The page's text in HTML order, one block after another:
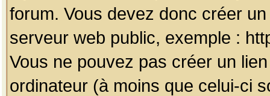
forum. Vous devez donc créer
serveur web public, exemple :
Vous ne pouvez pas créer un
ordinateur (à moins que celui-ci